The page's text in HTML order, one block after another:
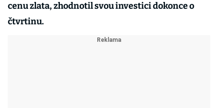
cenu zlata, zhodnotil svou investici dokonce o
čtvrtinu.